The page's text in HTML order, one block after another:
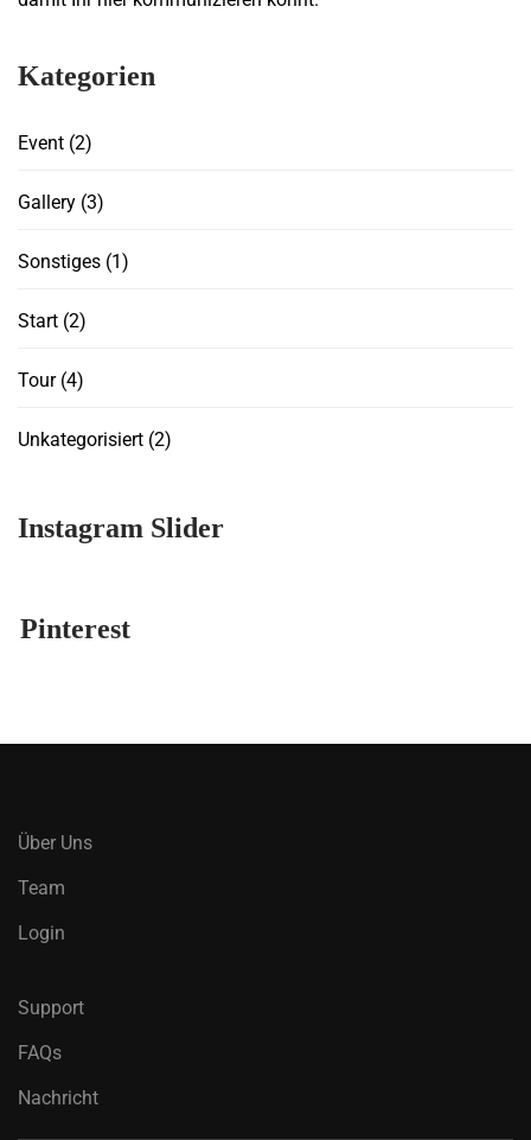
Kategorien
Event (2)
Gallery (3)
Sonstiges (1)
Start (2)
Tour(4)
Unkategorisiert (2)
Instagram Slider
Pinterest
Über Uns
Team
Login
Support
FAQs
Nachricht